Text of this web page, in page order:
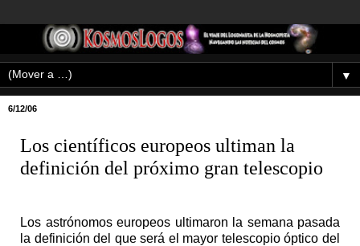
▼
6/12/06
Los científicos europeos ultiman la
definición del próximo gran telescopio
Los astrónomos europeos ultimaron la semana pasada
la definición del que será el mayor telescopio óptico del